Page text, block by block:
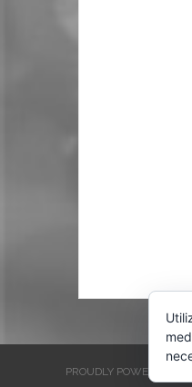
PROUDLY POWERED BY